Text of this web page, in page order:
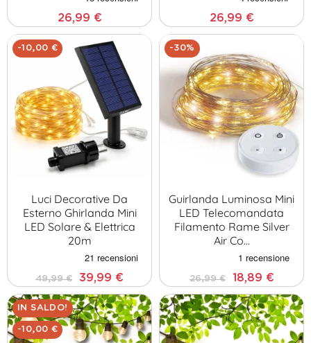
26,99 € 26,99 €
-10,00 €
Luci Decorative Da
Esterno Ghirlanda Mini
LED Solare & Elettrica
20m
49,99 € 39,99 €
-30%
Guirlanda Luminosa Mini
LED Telecomandata
Filamento Rame Silver
Air Co…
26,99 € 18,89 €
IN SALDO!
-10,00 €